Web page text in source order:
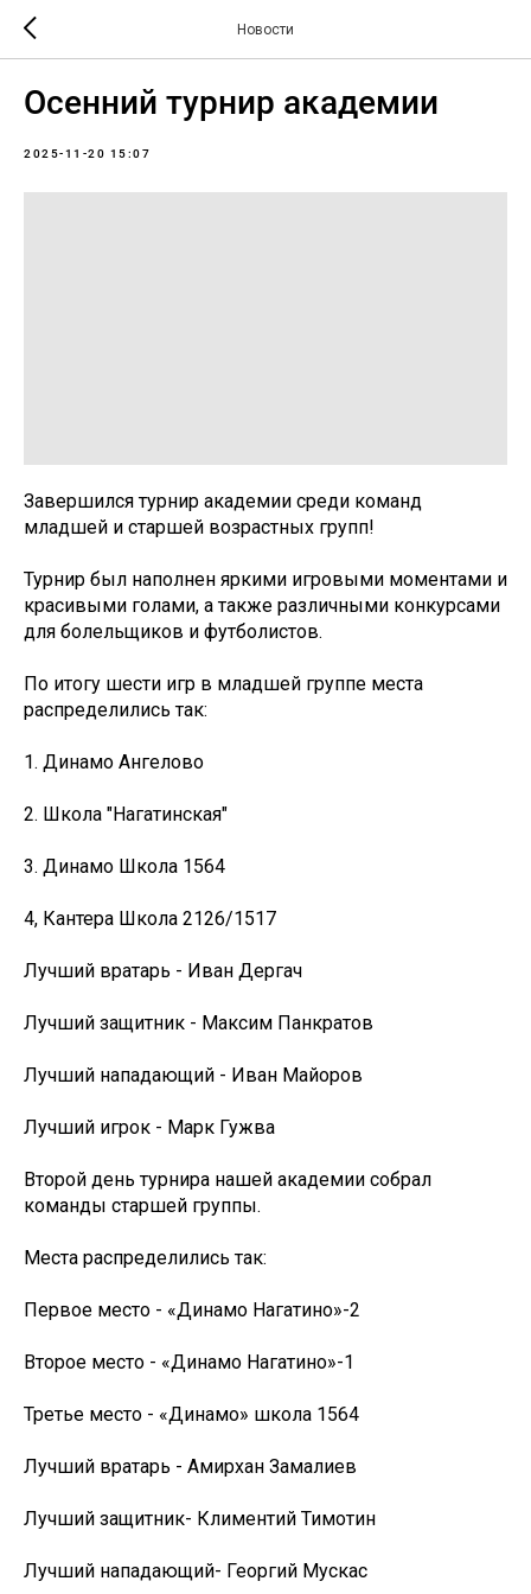
Новости
Осенний турнир академии
2025-11-20 15:07
Завершился турнир академии среди команд
младшей и старшей возрастных групп!
Турнир был наполнен яркими игровыми моментами и
красивыми голами, а также различными конкурсами
для болельщиков и футболистов.
По итогу шести игр в младшей группе места
распределились так:
1. Динамо Ангелово
2. Школа "Нагатинская"
3. Динамо Школа 1564
4, Кантера Школа 2126/1517
Лучший вратарь - Иван Дергач
Лучший защитник - Максим Панкратов
Лучший нападающий - Иван Майоров
Лучший игрок - Марк Гужва
Второй день турнира нашей академии собрал
команды старшей группы.
Места распределились так:
Первое место - «Динамо Нагатино»-2
Второе место - «Динамо Нагатино»-1
Третье место - «Динамо» школа 1564
Лучший вратарь - Амирхан Замалиев
Лучший защитник- Климентий Тимотин
Лучший нападающий- Георгий Мускас